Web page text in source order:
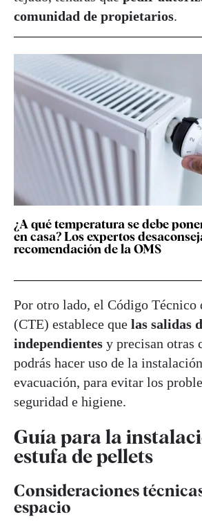
comunidad de propietarios.
¿A qué temperatura se debe
en casa? Los expertos
recomendación de la OMS
Por otro lado, el Código
(CTE) establece que las salidas
independientes y precisan otras
podrás hacer uso de la
evacuación, para evitar los
seguridad e higiene.
Guía para la
estufa de pellets
Consideraciones
espacio